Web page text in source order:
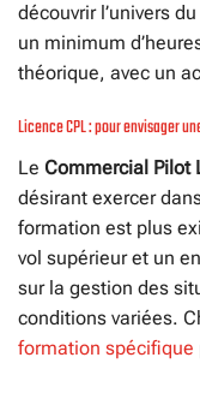
découvrir l’univers
un minimum
théorique, avec un
Licence CPL : pour envisager
Le Commercial Pilot
désirant exercer
formation est plus
vol supérieur et un
sur la gestion des
conditions variées.
formation spécifique